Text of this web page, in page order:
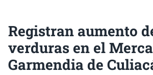
Registran aumento
verduras en el
Garmendia de